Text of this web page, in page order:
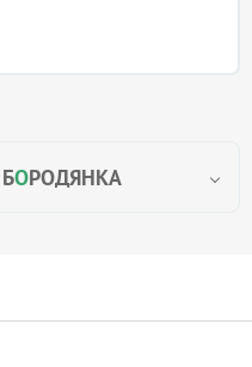
ОРОДЯНКА